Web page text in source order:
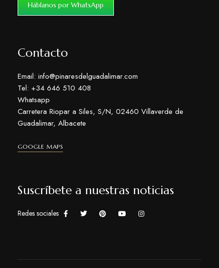
Háblanos por WhatsApp
Contacto
Email: info@pinaresdelguadalimar.com
Tel: +34 646 510 408
Whatsapp
Carretera Riopar a Siles, S/N, 02460 Villaverde de
Guadalimar, Albacete
GOOGLE MAPS
Suscríbete a nuestras noticias
Redes sociales